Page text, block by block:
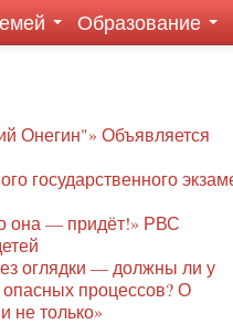
Образование
Онегин"» Объявляется
государственного
она — придёт!» РВС
оглядки — должны ли у
процессов? О
не только»